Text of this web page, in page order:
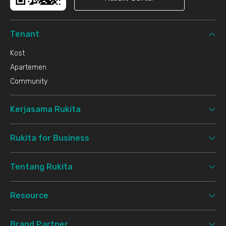
Tenant
Kost
Apartemen
Community
Kerjasama Rukita
Rukita for Business
Tentang Rukita
Resource